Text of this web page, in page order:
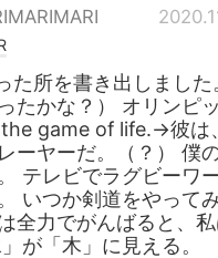
た所を書き出しました
たかな？） オリンピ
game of life.→彼は
ーヤーだ。（？） 僕
テレビでラグビーワ
いつか剣道をやって
全力でがんばると、
が「木」に見える。